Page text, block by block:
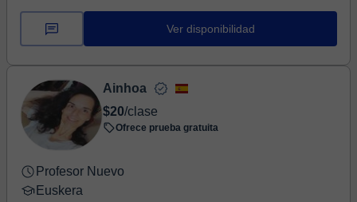
Ver disponibilidad
Ainhoa
$20/clase
Ofrece prueba gratuita
Profesor Nuevo
Euskera